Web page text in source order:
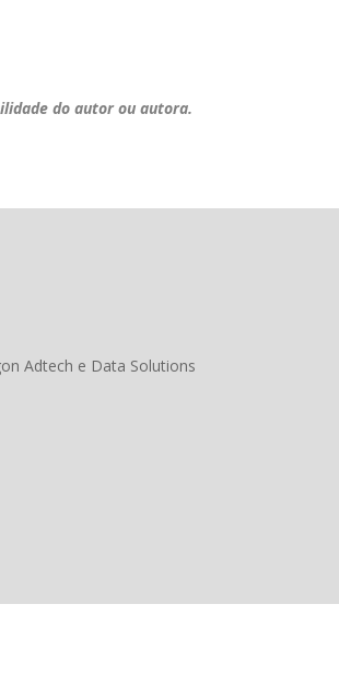
do autor ou autora.
Adtech e Data Solutions